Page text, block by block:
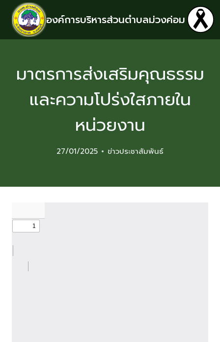
องค์การบริหารส่วนตำบลม่วงค่อม
มาตรการส่งเสริมคุณธรรม
และความโปร่งใสภายใน
หน่วยงาน
27/01/2025 ข่าวประชาสัมพันธ์